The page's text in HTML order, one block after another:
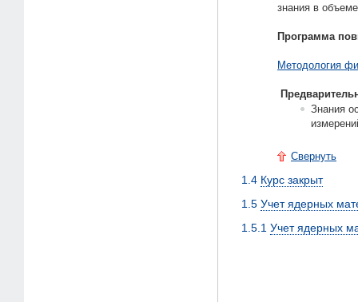
знания в
Программа
Методология
Знания
Свернуть
1.4 Курс закрыт
1.5 Учет ядерных
1.5.1 Учет ядерных